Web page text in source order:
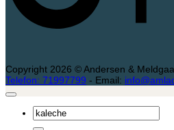
Copyright 2026 © Andersen &
Telefon: 71997799 - Email:
Søg
efter: